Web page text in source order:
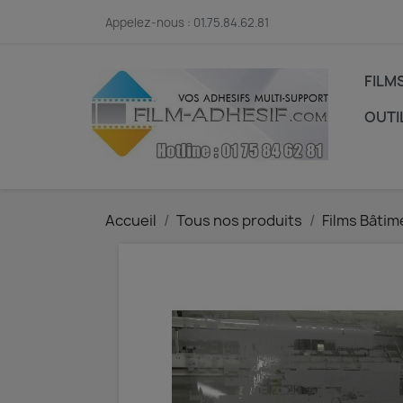
Appelez-nous : 01.75.84.62.81
Accueil Tous nos produits Films